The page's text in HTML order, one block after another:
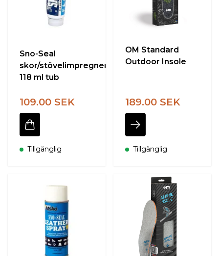
Sno-Seal
skor/stövelimpregnering
118 ml tub
109.00 SEK
Tillgänglig
OM Standard
Outdoor Insole
189.00 SEK
Tillgänglig